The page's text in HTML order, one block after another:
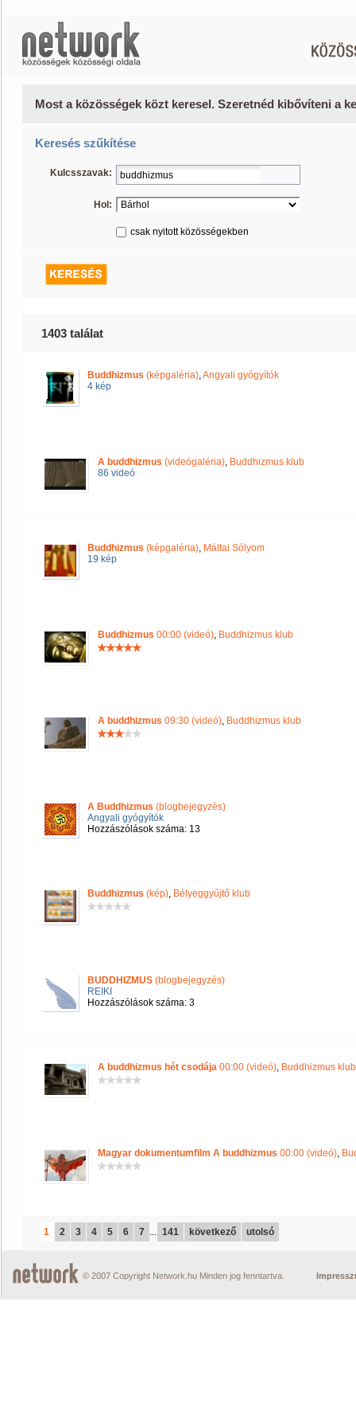
Most a közösségek közt keresel. Szeretnéd kibővíteni a
Keresés szűkítése
Kulcsszavak:
Hol:
csak nyitott közösségekben
1403 találat
Buddhizmus (képgaléria),Angyali gyógyítók
4 kép
A buddhizmus (videógaléria), Buddhizmus klub
86 videó
Buddhizmus (képgaléria), Máltai Sólyom
19 kép
Buddhizmus 00:00 (videó), Buddhizmus klub
A buddhizmus 09:30 (videó), Buddhizmus klub
A Buddhizmus (blogbejegyzés)
Angyali gyógyítók
Hozzászólások száma: 13
Buddhizmus (kép), Bélyeggyűjtő klub
BUDDHIZMUS (blogbejegyzés)
REIKI
Hozzászólások száma: 3
A buddhizmus hét csodája 00:00 (videó), Buddhizmus klub
Magyar dokumentumfilm A buddhizmus 00:00 (videó),
1 2 3 4 5 6 7 ... 141 következő utolsó
© 2007 Copyright Network.hu Minden jog fenntartva.